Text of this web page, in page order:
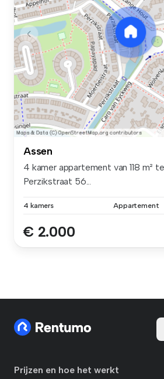
Assen
4 kamer appartement van 118 m²
Perzikstraat 56...
4 kamers Appartement
€ 2.000
Prijzen en hoe het werkt